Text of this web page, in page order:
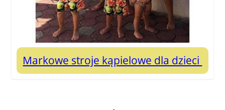
Markowe stroje kąpielowe dla dzieci